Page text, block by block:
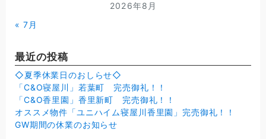
2026年8月
« 7月
最近の投稿
◇夏季休業日のおしらせ◇
「C&O寝屋川」若葉町 完売御礼！！
「C&O香里園」香里新町 完売御礼！！
オススメ物件「ユニハイム寝屋川香里園」完売御礼！！
GW期間の休業のお知らせ